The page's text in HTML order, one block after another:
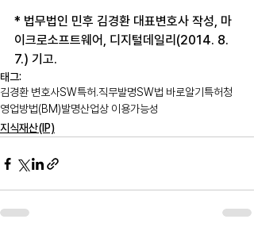
* 법무법인 민후 김경환 대표변호사 작성, 마
이크로소프트웨어, 디지털데일리(2014. 8.
7.) 기고.
태그:
김경환 변호사SW특허.직무발명SW법 바로알기 특허청
영업방법(BM)발명산업상 이용가능성
지식재산(IP)